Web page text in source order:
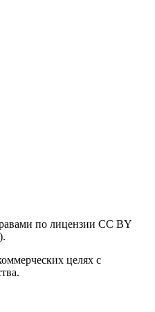
по лицензии CC BY
целях с